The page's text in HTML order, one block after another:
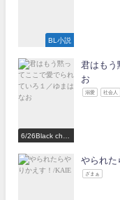
BL小説
6/26Black choc
加作家
君はもう
お
溺愛 社会人
やられた
ざまぁ